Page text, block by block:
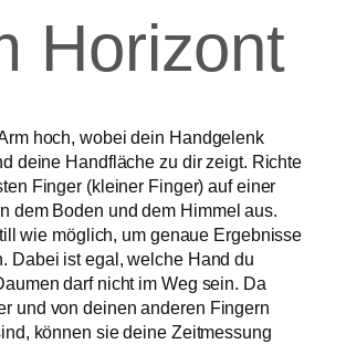
Horizont
hoch, wobei dein Handgelenk
deine Handfläche zu dir zeigt. Richte
Finger (kleiner Finger) auf einer
dem Boden und dem Himmel aus.
wie möglich, um genaue Ergebnisse
Dabei ist egal, welche Hand du
darf nicht im Weg sein. Da
und von deinen anderen Fingern
können sie deine Zeitmessung